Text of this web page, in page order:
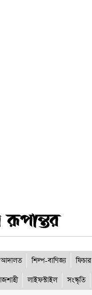
শিল্প-বাণিজ্য ফিচার
লাইফস্টাইল সংস্কৃতি